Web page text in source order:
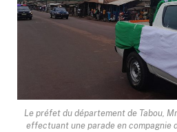
Le préfet du département de Tabou,
effectuant une parade en compagnie